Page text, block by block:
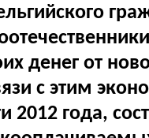
денег от
с этим
2012 года,